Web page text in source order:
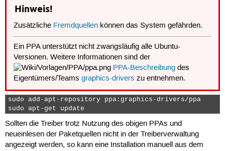
Hinweis!
Zusätzliche Fremdquellen können das System gefährden.
Ein PPA unterstützt nicht zwangsläufig alle Ubuntu-
Versionen. Weitere Informationen sind der
PPA-Beschreibung des
Eigentümers/Teamsgraphics-drivers zu entnehmen.
sudo add-apt-repository ppa:graphics-drivers/ppa
sudo apt-get update
Sollten die Treiber trotz Nutzung des obigen PPAs und
neueinlesen der Paketquellen nicht in der Treiberverwaltung
angezeigt werden, so kann eine Installation manuell aus dem